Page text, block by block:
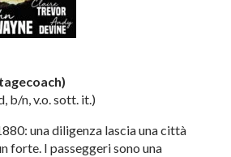
b/n, v.o. sott. it.)
una diligenza lascia una città
forte. I passeggeri sono una